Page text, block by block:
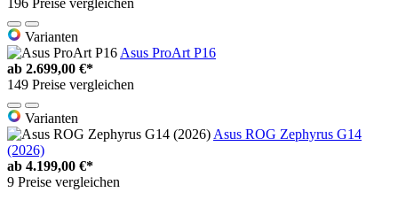
196 Preise vergleichen
Varianten
Asus ProArt P16
ab 2.699,00 €*
149 Preise vergleichen
Varianten
Asus ROG Zephyrus G14
(2026)
ab 4.199,00 €*
9 Preise vergleichen